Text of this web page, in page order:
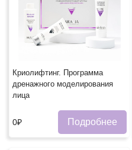
Криолифтинг. Программа
дренажного моделирования
лица
0₽ Подробнее